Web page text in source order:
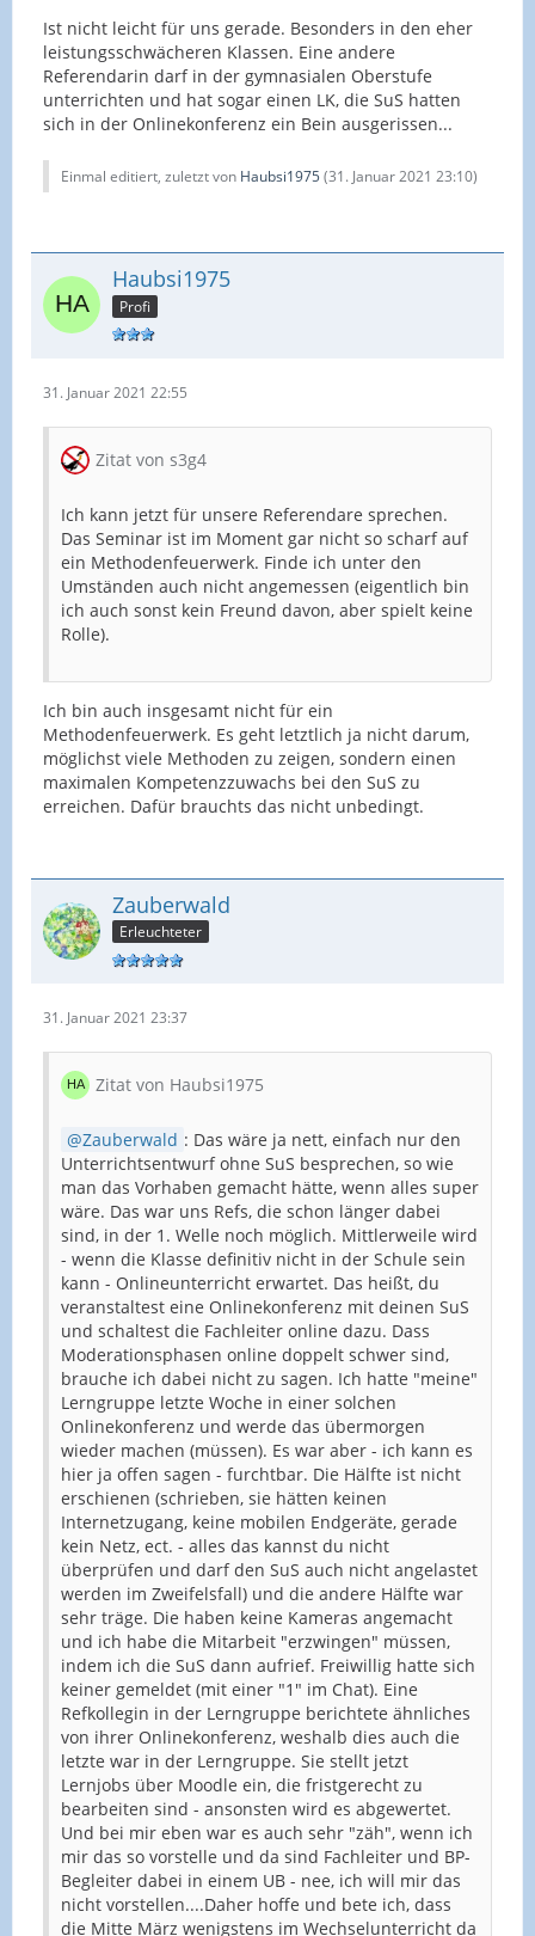
Ist nicht leicht für uns gerade. Besonders in den eher
leistungsschwächeren Klassen. Eine andere
Referendarin darf in der gymnasialen Oberstufe
unterrichten und hat sogar einen LK, die SuS hatten
sich in der Onlinekonferenz ein Bein ausgerissen...
Einmal editiert, zuletzt von Haubsi1975 (31. Januar 2021 23:10)
Haubsi1975
Profi
31. Januar 2021 22:55
Zitat von s3g4
Ich kann jetzt für unsere Referendare sprechen.
Das Seminar ist im Moment gar nicht so scharf auf
ein Methodenfeuerwerk. Finde ich unter den
Umständen auch nicht angemessen (eigentlich bin
ich auch sonst kein Freund davon, aber spielt keine
Rolle).
Ich bin auch insgesamt nicht für ein
Methodenfeuerwerk. Es geht letztlich ja nicht darum,
möglichst viele Methoden zu zeigen, sondern einen
maximalen Kompetenzzuwachs bei den SuS zu
erreichen. Dafür brauchts das nicht unbedingt.
Zauberwald
Erleuchteter
31. Januar 2021 23:37
Zitat von Haubsi1975
Zauberwald : Das wäre ja nett, einfach nur den
Unterrichtsentwurf ohne SuS besprechen, so wie
man das Vorhaben gemacht hätte, wenn alles super
wäre. Das war uns Refs, die schon länger dabei
sind, in der 1. Welle noch möglich. Mittlerweile wird
- wenn die Klasse definitiv nicht in der Schule sein
kann - Onlineunterricht erwartet. Das heißt, du
veranstaltest eine Onlinekonferenz mit deinen SuS
und schaltest die Fachleiter online dazu. Dass
Moderationsphasen online doppelt schwer sind,
brauche ich dabei nicht zu sagen. Ich hatte "meine"
Lerngruppe letzte Woche in einer solchen
Onlinekonferenz und werde das übermorgen
wieder machen (müssen). Es war aber - ich kann es
hier ja offen sagen - furchtbar. Die Hälfte ist nicht
erschienen (schrieben, sie hätten keinen
Internetzugang, keine mobilen Endgeräte, gerade
kein Netz, ect. - alles das kannst du nicht
überprüfen und darf den SuS auch nicht angelastet
werden im Zweifelsfall) und die andere Hälfte war
sehr träge. Die haben keine Kameras angemacht
und ich habe die Mitarbeit "erzwingen" müssen,
indem ich die SuS dann aufrief. Freiwillig hatte sich
keiner gemeldet (mit einer "1" im Chat). Eine
Refkollegin in der Lerngruppe berichtete ähnliches
von ihrer Onlinekonferenz, weshalb dies auch die
letzte war in der Lerngruppe. Sie stellt jetzt
Lernjobs über Moodle ein, die fristgerecht zu
bearbeiten sind - ansonsten wird es abgewertet.
Und bei mir eben war es auch sehr "zäh", wenn ich
mir das so vorstelle und da sind Fachleiter und BP-
Begleiter dabei in einem UB - nee, ich will mir das
nicht vorstellen....Daher hoffe und bete ich, dass
die Mitte März wenigstens im Wechselunterricht da